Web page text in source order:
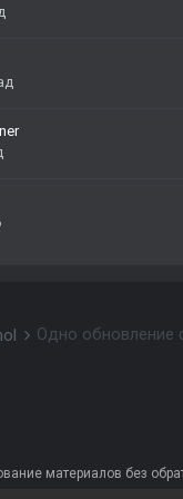
Одно обновление
материалов без